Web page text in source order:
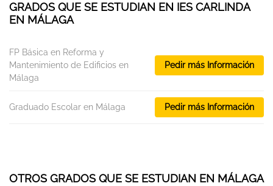
GRADOS QUE SE ESTUDIAN EN IES CARLINDA
EN MÁLAGA
FP Básica en Reforma y
Mantenimiento de Edificios en
Málaga
Pedir más Información
Graduado Escolar en Málaga Pedir más Información
OTROS GRADOS QUE SE ESTUDIAN EN MÁLAGA